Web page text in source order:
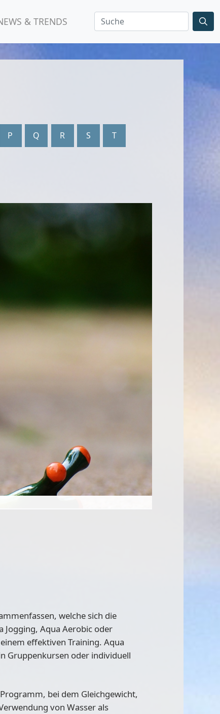
& TRENDS
P Q R S T
welche sich die
Jogging, Aqua Aerobic oder
effektiven Training. Aqua
Gruppenkursen oder individuell
bei dem Gleichgewicht,
von Wasser als